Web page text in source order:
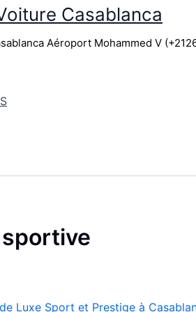
Casablanca
Aéroport Mohammed V